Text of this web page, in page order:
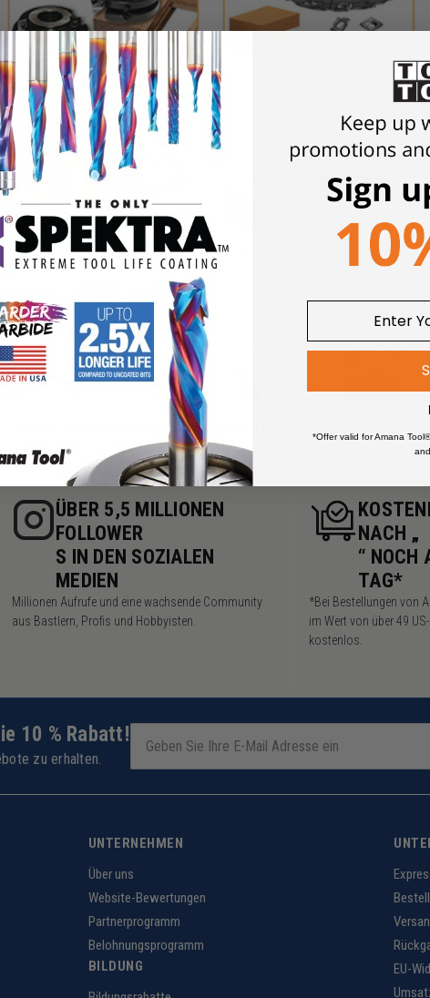
Einlegen der Türöffner
Profilierung einfügen Einfügen von Verbindungen
Shaper Cutter Ersatz-Messer
ÜBER 5,5 MILLIONEN
FOLLOWER
S IN DEN SOZIALEN
MEDIEN
Millionen Aufrufe und eine wachsende Community
aus Bastlern, Profis und Hobbyisten.
NACH „
“ NOCH
TAG*
*Bei Bestellungen von
im Wert von über 49
kostenlos.
10 % Rabatt!
zu erhalten.
UNTERNEHMEN
Über uns
Website-Bewertungen
Partnerprogramm
Belohnungsprogramm
BILDUNG
EU-
*Offer valid for Amana